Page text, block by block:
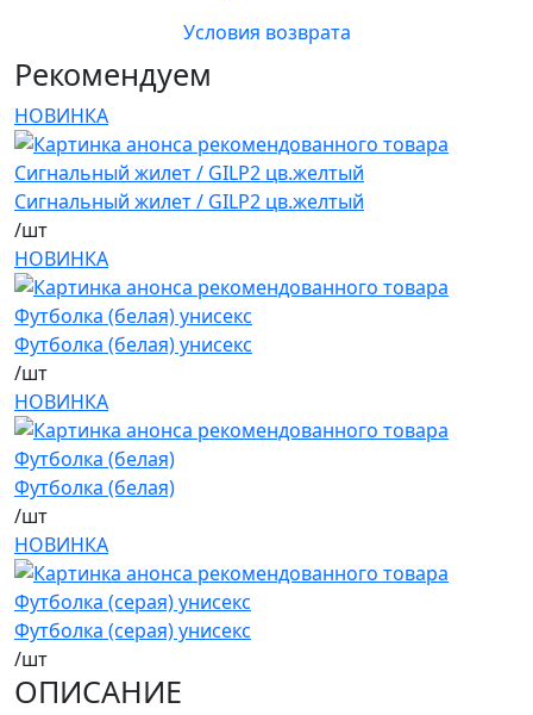
Условия возврата
Рекомендуем
НОВИНКА
Сигнальный жилет / GILP2 цв.желтый
/шт
НОВИНКА
Футболка (белая) унисекс
/шт
НОВИНКА
Футболка (белая)
/шт
НОВИНКА
Футболка (серая) унисекс
/шт
ОПИСАНИЕ